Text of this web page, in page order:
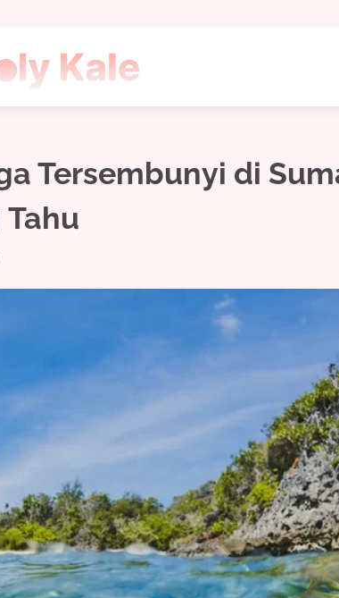
Tersembunyi di